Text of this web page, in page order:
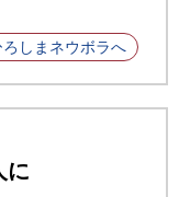
しまネウボラへ
に